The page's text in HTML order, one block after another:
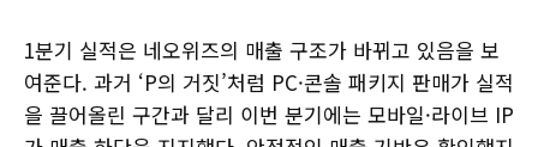
1분기 실적은 네오위즈의 매출 구조가 바뀌고 있음을 보
여준다. 과거 ‘P의 거짓’처럼 PC·콘솔 패키지 판매가 실적
을 끌어올린 구간과 달리 이번 분기에는 모바일·라이브 IP